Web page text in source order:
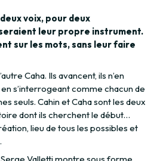
voix, pour deux
leur propre instrument.
sur les mots, sans leur faire
Caha. Ils avancent, ils n’en
s’interrogeant comme chacun de
seuls. Cahin et Caha sont les deux
dont ils cherchent le début…
lieu de tous les possibles et